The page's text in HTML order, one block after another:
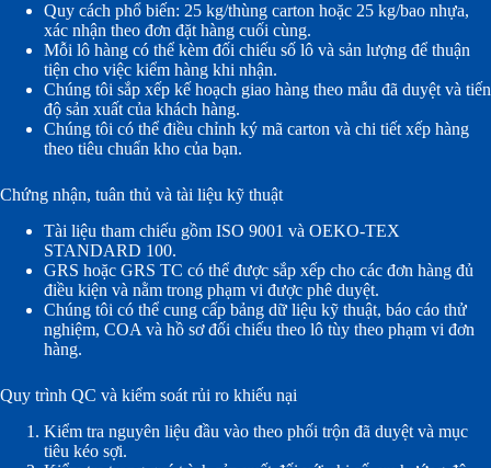
Quy cách phổ biến: 25 kg/thùng carton hoặc 25 kg/bao nhựa,
xác nhận theo đơn đặt hàng cuối cùng.
Mỗi lô hàng có thể kèm đối chiếu số lô và sản lượng để thuận
tiện cho việc kiểm hàng khi nhận.
Chúng tôi sắp xếp kế hoạch giao hàng theo mẫu đã duyệt và tiến
độ sản xuất của khách hàng.
Chúng tôi có thể điều chỉnh ký mã carton và chi tiết xếp hàng
theo tiêu chuẩn kho của bạn.
Chứng nhận, tuân thủ và tài liệu kỹ thuật
Tài liệu tham chiếu gồm ISO 9001 và OEKO-TEX
STANDARD 100.
GRS hoặc GRS TC có thể được sắp xếp cho các đơn hàng đủ
điều kiện và nằm trong phạm vi được phê duyệt.
Chúng tôi có thể cung cấp bảng dữ liệu kỹ thuật, báo cáo thử
nghiệm, COA và hồ sơ đối chiếu theo lô tùy theo phạm vi đơn
hàng.
Quy trình QC và kiểm soát rủi ro khiếu nại
Kiểm tra nguyên liệu đầu vào theo phối trộn đã duyệt và mục
tiêu kéo sợi.